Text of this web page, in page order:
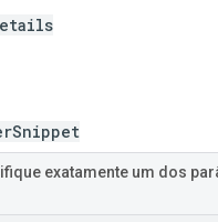
exatamente um dos